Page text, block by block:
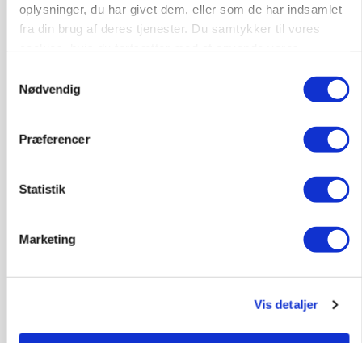
oplysninger, du har givet dem, eller som de har indsamlet
fra din brug af deres tjenester. Du samtykker til vores
Nødvendig
Præferencer
Statistik
Marketing
Vis detaljer
BUSINESS
Fra mark til mur: Byggeriet kan åbne nyt